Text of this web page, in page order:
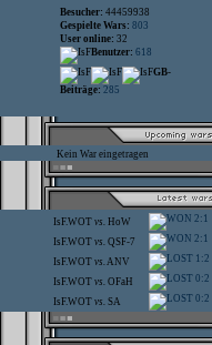
Besucher: 44459938
Gespielte Wars: 803
User online: 32
Benutzer: 618
GB-
Beiträge: 285
Kein War eingetragen
IsF.WOT vs. HoW 2:1
IsF.WOT vs. QSF-7 2:1
IsF.WOT vs.ANV 1:2
IsF.WOT vs. OFaH 0:2
IsF.WOT vs. SA 0:2